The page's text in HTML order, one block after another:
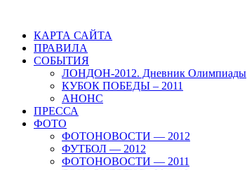
КАРТА САЙТА
ПРАВИЛА
СОБЫТИЯ
ЛОНДОН-2012. Дневник Олимпиады
КУБОК ПОБЕДЫ – 2011
АНОНС
ПРЕССА
ФОТО
ФОТОНОВОСТИ — 2012
ФУТБОЛ — 2012
ФОТОНОВОСТИ — 2011